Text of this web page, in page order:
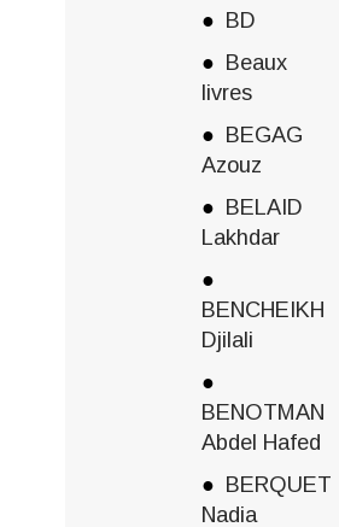
BD
Beaux
livres
BEGAG
Azouz
BELAID
Lakhdar
BENCHEIKH
Djilali
BENOTMAN
Abdel Hafed
BERQUET
Nadia